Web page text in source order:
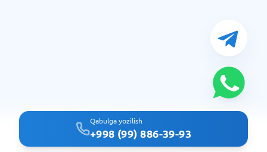
Qabulga yozilish
+998 (99) 886-39-93